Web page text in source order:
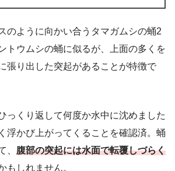
のように向かい合うタマガムシの蛹2
トウムシの蛹に似るが、上面の多くを
張り出した突起があることが特徴で
っくり返して何度か水中に沈めました
浮かび上がってくることを確認済。蛹
、 腹部の突起には水面で転覆しづらく
もしれません。